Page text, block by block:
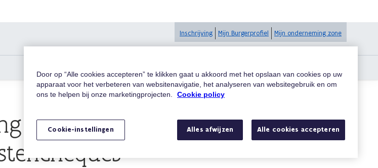
Inschrijving Mijn Burgerprofiel Mijn onderneming zone
voor gebruikers van
Door op “Alle cookies accepteren” te klikken gaat u akkoord met het opslaan van cookies op uw
apparaat voor het verbeteren van websitenavigatie, het analyseren van websitegebruik en om
ons te helpen bij onze marketingprojecten.
Cookie policy
Alles afwijzen Alle cookies accepteren
Cookie-instellingen